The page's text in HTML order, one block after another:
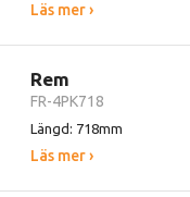
Läs mer ›
Rem
FR-4PK718
Längd: 718mm
Läs mer ›